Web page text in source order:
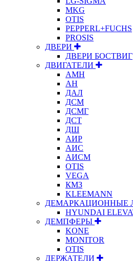
MKG
OTIS
PEPPERL+FUCHS
PROSIS
ДВЕРИ
ДВЕРИ БОСТВИГ
ДВИГАТЕЛИ
АМН
АН
ДАЛ
ДСМ
ДСМГ
ДСТ
ДШ
АИР
АИС
АИСМ
OTIS
VEGA
КМЗ
KLEEMANN
ДЕМАРКАЦИОННЫЕ
HYUNDAI
ДЕМПФЕРЫ
KONE
MONITOR
OTIS
ДЕРЖАТЕЛИ